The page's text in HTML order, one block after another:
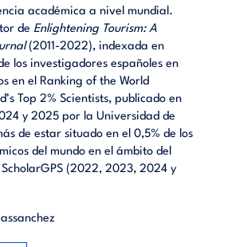
académica a nivel mundial.
de Enlightening Tourism: A
(2011-2022), indexada en
los investigadores españoles en
en el Ranking of the World
Top 2% Scientists, publicado en
y 2025 por la Universidad de
de estar situado en el 0,5% de los
del mundo en el ámbito del
(2022, 2023, 2024 y